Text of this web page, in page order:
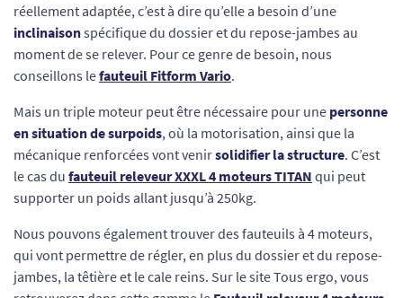
réellement adaptée, c’est à dire qu’elle a besoin d’une
inclinaisonspécifique du dossier et du repose-jambes au
moment de se relever. Pour ce genre de besoin, nous
conseillons lefauteuil Fitform Vario.
Mais un triple moteur peut être nécessaire pour une personne
en situation de surpoids, où la motorisation, ainsi que la
mécanique renforcées vont venirsolidifier la structure. C’est
le cas du fauteuil releveur XXXL 4 moteurs TITAN qui peut
supporter un poids allant jusqu’à 250kg.
Nous pouvons également trouver des fauteuils à 4 moteurs,
qui vont permettre de régler, en plus du dossier et du repose-
jambes, la têtière et le cale reins. Sur le site Tous ergo, vous